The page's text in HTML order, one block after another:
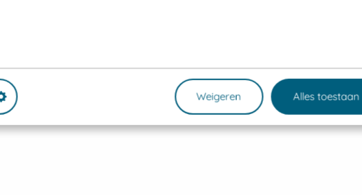
Weigeren Alles toestaan